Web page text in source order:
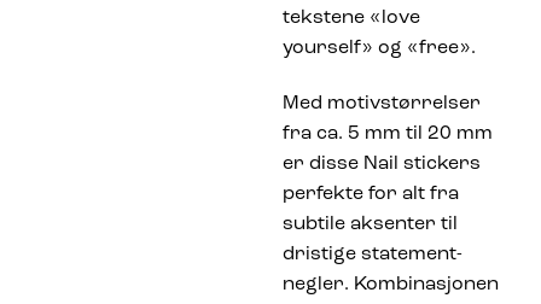
tekstene «love
yourself» og «free».
Med motivstørrelser
fra ca. 5 mm til 20 mm
er disse Nail stickers
perfekte for alt fra
subtile aksenter til
dristige statement-
negler. Kombinasjonen